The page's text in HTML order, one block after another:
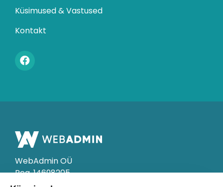
WebAdmin OÜ
Reg. 14698205
Hauka 13, 11315 Tallinn
Küsimused & Vastused
Kontakt